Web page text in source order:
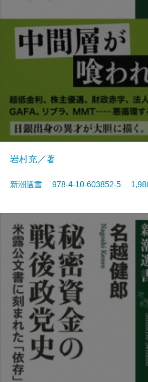
岩村充／著
新潮選書 978-4-10-603852-5